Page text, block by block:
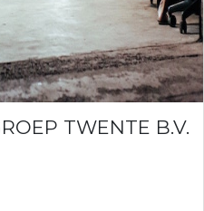
TWENTE B.V.